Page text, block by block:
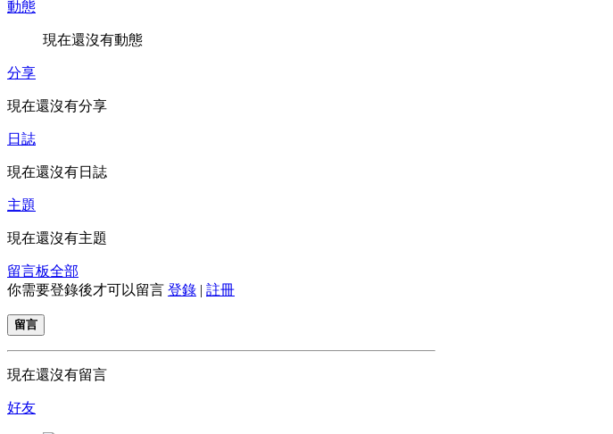
動態
現在還沒有動態
分享
現在還沒有分享
日誌
現在還沒有日誌
主題
現在還沒有主題
留言板全部
你需要登錄後才可以留言 登錄 | 註冊
留言
現在還沒有留言
好友